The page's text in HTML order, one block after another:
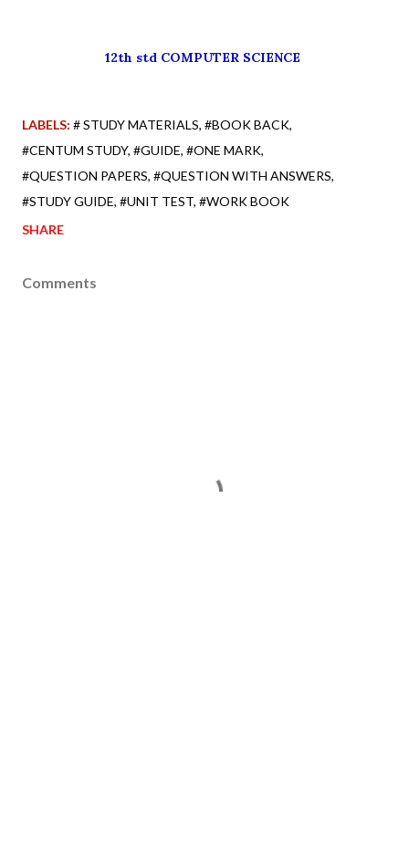
12th std COMPUTER SCIENCE
LABELS: # STUDY MATERIALS #BOOK BACK
#CENTUM STUDY #GUIDE #ONE MARK
#QUESTION PAPERS #QUESTION WITH ANSWERS
#STUDY GUIDE #UNIT TEST #WORK BOOK
SHARE
Comments